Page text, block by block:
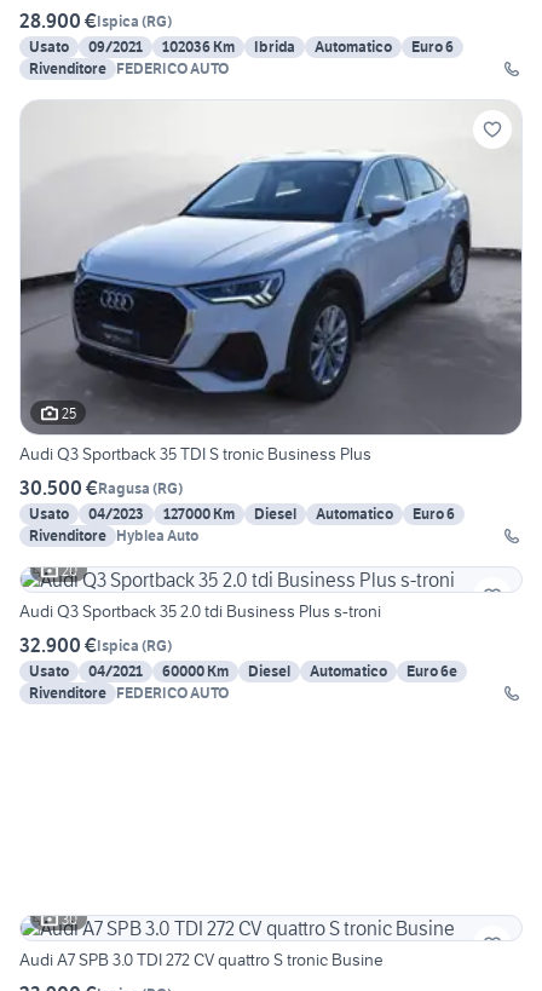
28.900 €Ispica (RG)
Usato
09/2021 102036 Km Ibrida Automatico
Euro 6
Rivenditore FEDERICO AUTO
25
Audi Q3 Sportback 35 TDI S tronic Business Plus
30.500 €Ragusa (RG)
Usato
04/2023 127000 Km Diesel Automatico
Euro 6
Rivenditore Hyblea Auto
20
Audi Q3 Sportback 35 2.0 tdi Business Plus s-troni
32.900 €Ispica (RG)
Usato
04/2021 60000 Km Diesel Automatico
Euro 6e
Rivenditore FEDERICO AUTO
30
Audi A7 SPB 3.0 TDI 272 CV quattro S tronic Busine